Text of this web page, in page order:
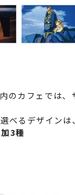
のカフェでは
べるデザイン
3種